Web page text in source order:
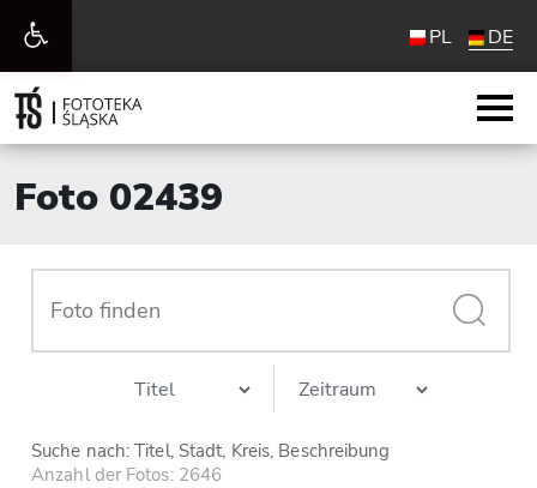
Werkzeugleiste
öffnen
PL DE
Foto 02439
Suche nach: Titel, Stadt, Kreis, Beschreibung
Anzahl der Fotos: 2646